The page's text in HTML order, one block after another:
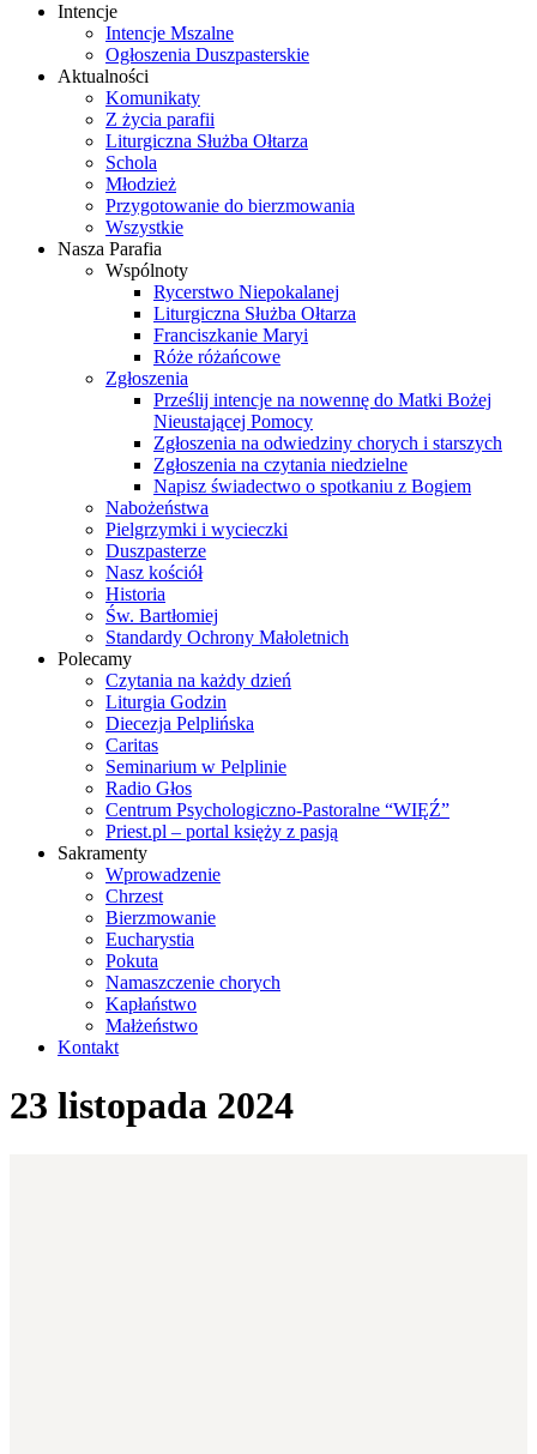
Intencje
Intencje Mszalne
Ogłoszenia Duszpasterskie
Aktualności
Komunikaty
Z życia parafii
Liturgiczna Służba Ołtarza
Schola
Młodzież
Przygotowanie do bierzmowania
Wszystkie
Nasza Parafia
Wspólnoty
Rycerstwo Niepokalanej
Liturgiczna Służba Ołtarza
Franciszkanie Maryi
Róże różańcowe
Zgłoszenia
Prześlij intencje na nowennę do Matki Bożej
Nieustającej Pomocy
Zgłoszenia na odwiedziny chorych i starszych
Zgłoszenia na czytania niedzielne
Napisz świadectwo o spotkaniu z Bogiem
Nabożeństwa
Pielgrzymki i wycieczki
Duszpasterze
Nasz kościół
Historia
Św. Bartłomiej
Standardy Ochrony Małoletnich
Polecamy
Czytania na każdy dzień
Liturgia Godzin
Diecezja Pelplińska
Caritas
Seminarium w Pelplinie
Radio Głos
Centrum Psychologiczno-Pastoralne “WIĘŹ”
Priest.pl – portal księży z pasją
Sakramenty
Wprowadzenie
Chrzest
Bierzmowanie
Eucharystia
Pokuta
Namaszczenie chorych
Kapłaństwo
Małżeństwo
Kontakt
23 listopada 2024